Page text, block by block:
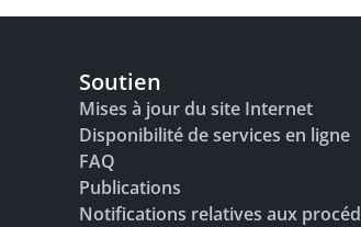
Soutien
Mises à jour du site Internet
Disponibilité de services en ligne
FAQ
Publications
Notifications relatives aux